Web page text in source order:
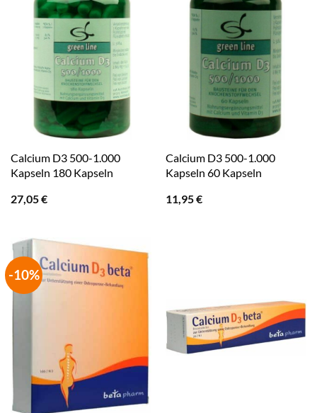
Calcium D3 500-1.000
Kapseln 180 Kapseln
27,05€
Calcium D3 500-1.000
Kapseln 60 Kapseln
11,95€
-10%